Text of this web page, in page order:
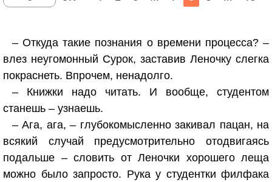
– Откуда такие познания о времени процесса? –
влез неугомонный Сурок, заставив Леночку слегка
покраснеть. Впрочем, ненадолго.
– Книжки надо читать. И вообще, студентом
станешь – узнаешь.
– Ага, ага, – глубокомысленно закивал пацан, на
всякий случай предусмотрительно отодвигаясь
подальше – словить от Леночки хорошего леща
можно было запросто. Рука у студентки филфака